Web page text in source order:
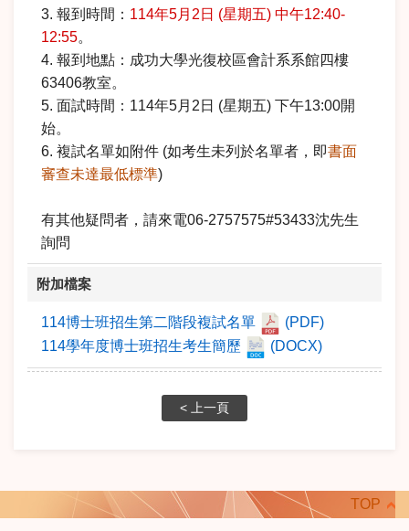
3. 報到時間： 114年5月2日 (星期五) 中午12:40-
12:55。
4. 報到地點：成功大學光復校區會計系系館四樓
63406教室。
5. 面試時間：114年5月2日 (星期五) 下午13:00開
始。
6. 複試名單如附件 (如考生未列於名單者，即書面
審查未達最低標準)
有其他疑問者，請來電06-2757575#53433沈先生
詢問
附加檔案
114博士班招生第二階段複試名單
(PDF)
114學年度博士班招生考生簡歷
(DOCX)
< 上一頁
TOP